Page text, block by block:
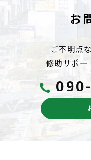
お
ご不明点
修助サポー